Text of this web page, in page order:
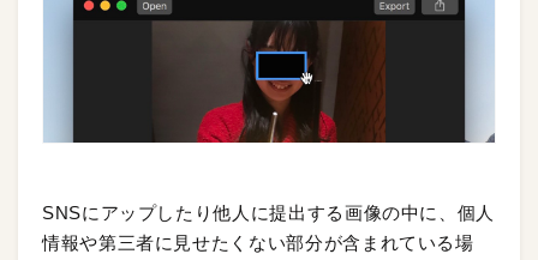
SNSにアップしたり他人に提出する画像の中に、個人
情報や第三者に見せたくない部分が含まれている場